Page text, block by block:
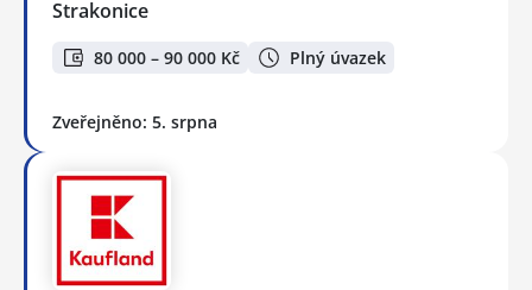
Strakonice
80 000 – 90 000 Kč Plný úvazek
Zveřejněno: 5. srpna